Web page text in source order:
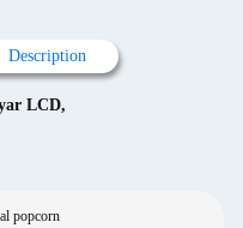
Description
LCD,
popcorn